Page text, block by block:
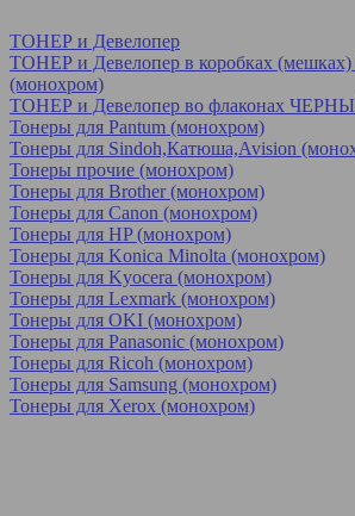
ТОНЕР и Девелопер
ТОНЕР и Девелопер в коробках
(монохром)
ТОНЕР и Девелопер во флаконах
Тонеры для Pantum (монохром)
Тонеры для Sindoh,Катюша,Avision
Тонеры прочие (монохром)
Тонеры для Brother (монохром)
Тонеры для Canon (монохром)
Тонеры для HP (монохром)
Тонеры для Konica Minolta (монохром)
Тонеры для Kyocera (монохром)
Тонеры для Lexmark (монохром)
Тонеры для OKI (монохром)
Тонеры для Panasonic (монохром)
Тонеры для Ricoh (монохром)
Тонеры для Samsung (монохром)
Тонеры для Xerox (монохром)